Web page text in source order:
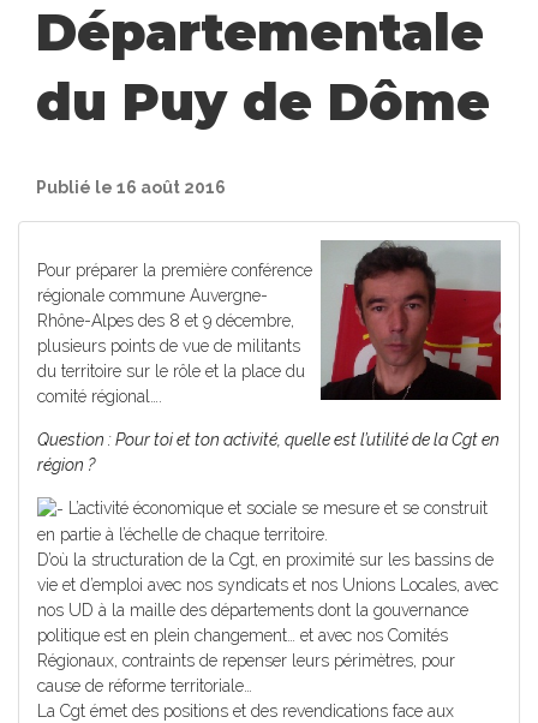
Départementale
du Puy de Dôme
Publié le 16 août 2016
Pour préparer la première conférence
régionale commune Auvergne-
Rhône-Alpes des 8 et 9 décembre,
plusieurs points de vue de militants
du territoire sur le rôle et la place du
comité régional….
Question : Pour toi et ton activité, quelle est l’utilité de la Cgt en
région ?
L’activité économique et sociale se mesure et se construit
en partie à l’échelle de chaque territoire.
D’où la structuration de la Cgt, en proximité sur les bassins de
vie et d’emploi avec nos syndicats et nos Unions Locales, avec
nos UD à la maille des départements dont la gouvernance
politique est en plein changement… et avec nos Comités
Régionaux, contraints de repenser leurs périmètres, pour
cause de réforme territoriale…
La Cgt émet des positions et des revendications face aux